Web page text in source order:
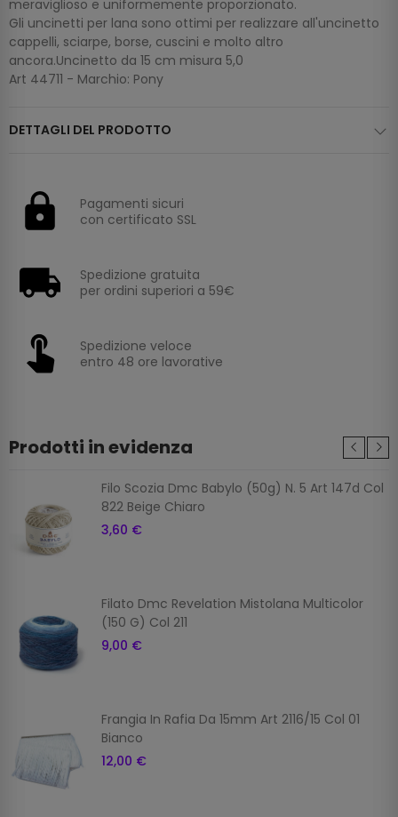
meraviglioso e uniformemente proporzionato.
Gli uncinetti per lana sono ottimi per realizzare all'uncinetto
cappelli, sciarpe, borse, cuscini e molto altro
ancora.Uncinetto da 15 cm misura 5,0
Art 44711 - Marchio: Pony
DETTAGLI DEL PRODOTTO
Pagamenti sicuri
con certificato SSL
Spedizione gratuita
per ordini superiori a 59€
Spedizione veloce
entro 48 ore lavorative
Prodotti in evidenza
Filo Scozia Dmc Babylo (50g) N. 5 Art 147d Col
822 Beige Chiaro
3,60 €
Filato Dmc Revelation Mistolana Multicolor
(150 G) Col 211
9,00 €
Frangia In Rafia Da 15mm Art 2116/15 Col 01
Bianco
12,00 €